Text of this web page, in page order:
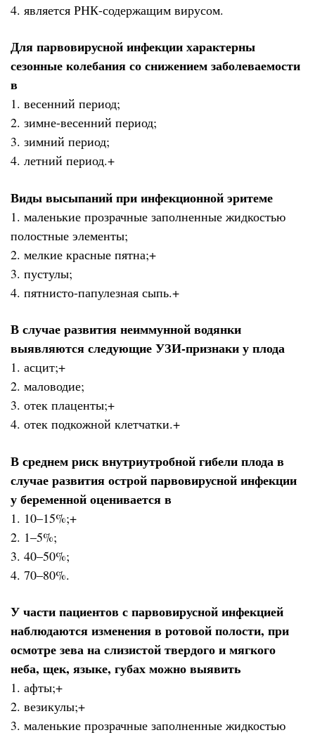
4. является РНК-содержащим вирусом.
Для парвовирусной инфекции характерны
сезонные колебания со снижением заболеваемости
в
1. весенний период;
2. зимне-весенний период;
3. зимний период;
4. летний период.+
Виды высыпаний при инфекционной эритеме
1. маленькие прозрачные заполненные жидкостью
полостные элементы;
2. мелкие красные пятна;+
3. пустулы;
4. пятнисто-папулезная сыпь.+
В случае развития неиммунной водянки
выявляются следующие УЗИ-признаки у плода
1. асцит;+
2. маловодие;
3. отек плаценты;+
4. отек подкожной клетчатки.+
В среднем риск внутриутробной гибели плода в
случае развития острой парвовирусной инфекции
у беременной оценивается в
1. 10–15%;+
2. 1–5%;
3. 40–50%;
4. 70–80%.
У части пациентов с парвовирусной инфекцией
наблюдаются изменения в ротовой полости, при
осмотре зева на слизистой твердого и мягкого
неба, щек, языке, губах можно выявить
1. афты;+
2. везикулы;+
3. маленькие прозрачные заполненные жидкостью